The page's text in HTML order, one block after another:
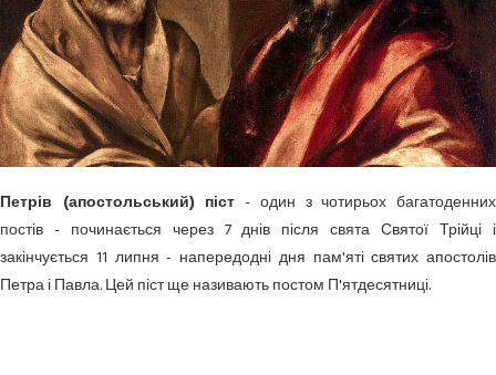
Петрів (апостольський) піст - один з чотирьох багатоденних
постів - починається через 7 днів після свята Святої Трійці і
закінчується 11 липня - напередодні дня пам'яті святих апостолів
Петра і Павла. Цей піст ще називають постом П'ятдесятниці.